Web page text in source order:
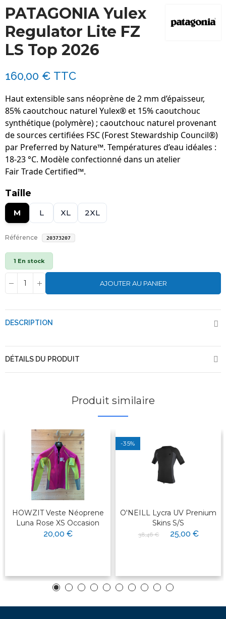
PATAGONIA Yulex
Regulator Lite FZ
LS Top 2026
160,00 € TTC
Haut extensible sans néoprène de 2 mm d’épaisseur,
85% caoutchouc naturel Yulex® et 15% caoutchouc
synthétique (polymère) ; caoutchouc naturel provenant
de sources certifiées FSC (Forest Stewardship Council®)
par Preferred by Nature™. Températures d’eau idéales :
18-23 °C. Modèle confectionné dans un atelier
Fair Trade Certified™.
Taille
M L XL 2XL
Référence 20373207
1 En stock
AJOUTER AU PANIER
DESCRIPTION
DÉTAILS DU PRODUIT
Produit similaire
HOWZIT Veste Néoprene
Luna Rose XS Occasion
20,00 €
-35%
O'NEILL Lycra UV Prenium
Skins S/S
38,46 € 25,00 €